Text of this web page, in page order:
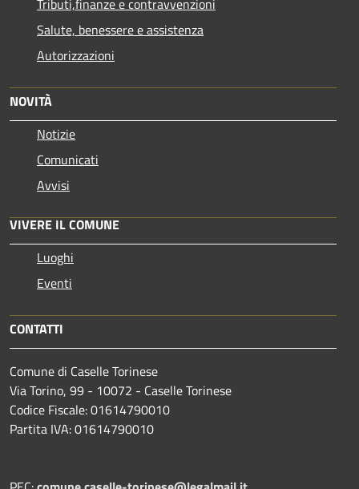
Tributi,finanze e contravvenzioni
Salute, benessere e assistenza
Autorizzazioni
NOVITÀ
Notizie
Comunicati
Avvisi
VIVERE IL COMUNE
Luoghi
Eventi
CONTATTI
Comune di Caselle Torinese
Via Torino, 99 - 10072 - Caselle Torinese
Codice Fiscale: 01614790010
Partita IVA: 01614790010